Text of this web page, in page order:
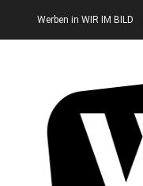
Werben in WIR IM BILD